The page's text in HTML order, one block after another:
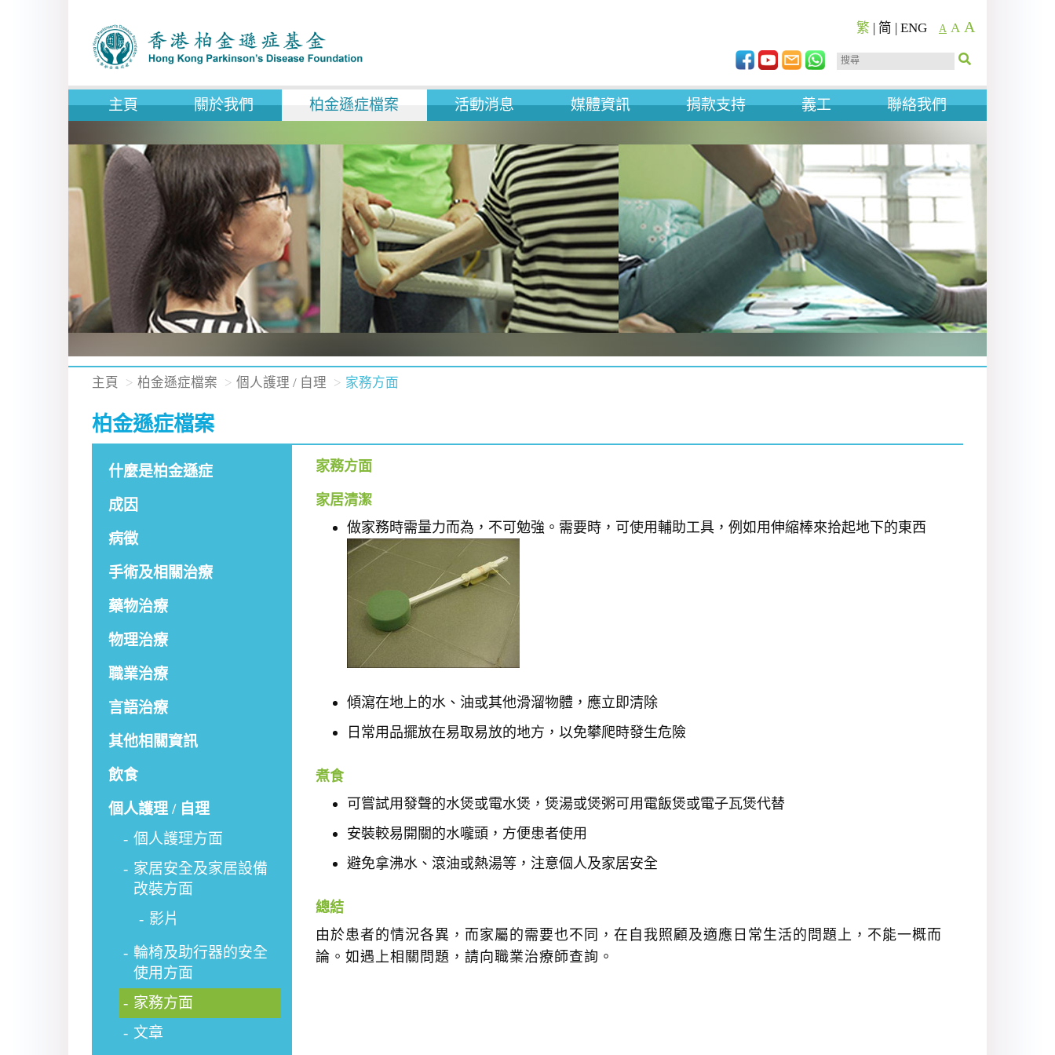
繁 | 简 | ENG A A A
主頁 關於我們 柏金遜症檔案 活動消息 媒體資訊 捐款支持 義工 聯絡我們
主頁 柏金遜症檔案 個人護理 / 自理 家務方面
柏金遜症檔案
什麼是柏金遜症
成因
病徵
手術及相關治療
藥物治療
物理治療
職業治療
言語治療
其他相關資訊
飲食
個人護理 / 自理
個人護理方面
家居安全及家居設備
改裝方面
影片
輪椅及助行器的安全
使用方面
家務方面
文章
家務方面
家居清潔
做家務時需量力而為，不可勉強。需要時，可使用輔助工具，例如用伸縮棒來拾起地下的東西
傾瀉在地上的水、油或其他滑溜物體，應立即清除
日常用品擺放在易取易放的地方，以免攀爬時發生危險
煮食
可嘗試用發聲的水煲或電水煲，煲湯或煲粥可用電飯煲或電子瓦煲代替
安裝較易開關的水嚨頭，方便患者使用
避免拿沸水、滾油或熱湯等，注意個人及家居安全
總結
由於患者的情況各異，而家屬的需要也不同，在自我照顧及適應日常生活的問題上，不能一概而
論。如遇上相關問題，請向職業治療師查詢。